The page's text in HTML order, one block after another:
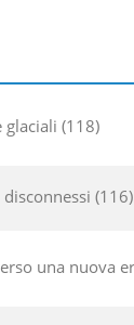
glaciali 118
116
una nuova